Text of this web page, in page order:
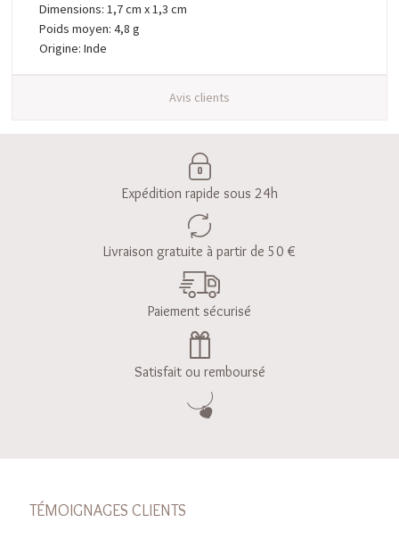
Dimensions: 1,7 cm x 1,3 cm
Poids moyen: 4,8 g
Origine: Inde
Avis clients
Expédition rapide sous 24h
Livraison gratuite à partir de 50 €
Paiement sécurisé
Satisfait ou remboursé
TÉMOIGNAGES CLIENTS